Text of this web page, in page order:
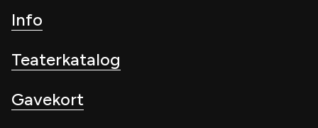
Info
Teaterkatalog
Gavekort